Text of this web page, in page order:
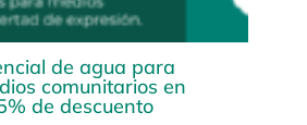
de agua para
comunitarios en
de descuento